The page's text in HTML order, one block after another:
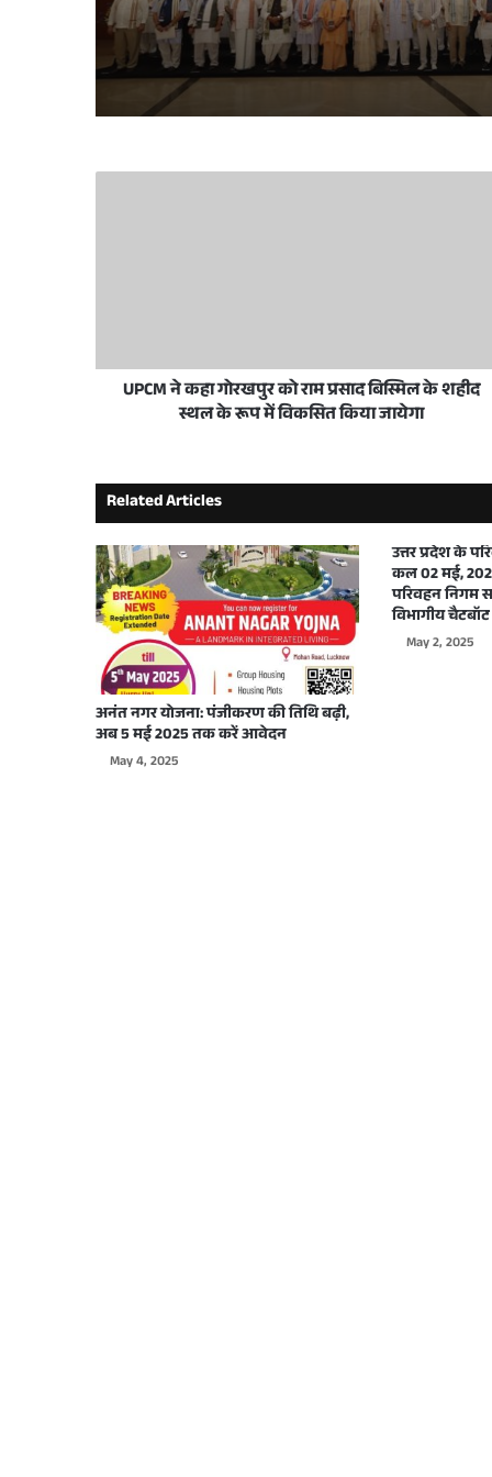
June 11, 2026
May 28, 2026
October 25, 2025
September 29, 2025
September 26, 2025
September 22, 2025
UPCM ने कहा गोरखपुर को राम प्रसाद बिस्मिल के शहीद
स्थल के रूप में विकसित किया जायेगा
Related Articles
अनंत नगर योजना: पंजीकरण की तिथि बढ़ी,
अब 5 मई 2025 तक करें आवेदन
May 4, 2025
उत्तर प्रदेश के
कल 02 मई,
परिवहन निगम
विभागीय
May 2, 2025